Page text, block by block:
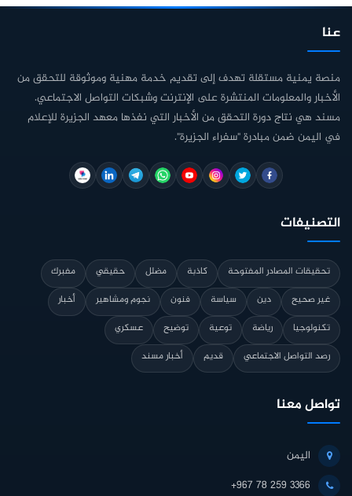
عنا
منصة يمنية مستقلة تهدف إلى تقديم خدمة مهنية وموثوقة للتحقق من
الأخبار والمعلومات المنتشرة على الإنترنت وشبكات التواصل الاجتماعي.
مسند هي نتاج دورة التحقق من الأخبار التي نفذها معهد الجزيرة للإعلام
في اليمن ضمن مبادرة "سفراء الجزيرة".
التصنيفات
تحقيقات المصادر المفتوحة كاذبة مضلل حقيقي
مفبرك
غير صحيح
دين سياسة فنون نجوم ومشاهير
أخبار
تكنولوجيا
رياضة توعية توضيح
عسكري
رصد التواصل الاجتماعي
قديم أخبار مسند
تواصل معنا
اليمن
+967 78 259 3366